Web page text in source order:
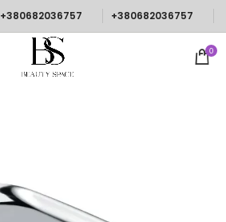
+380682036757 +380682036757
0